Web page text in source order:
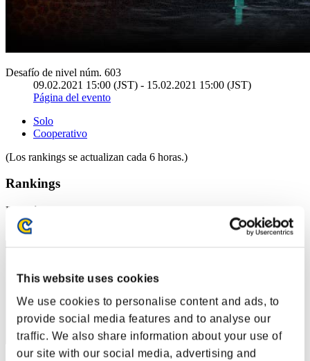
This website uses cookies
We use cookies to personalise content and ads, to
provide social media features and to analyse our
traffic. We also share information about your use of
our site with our social media, advertising and
Desafío de nivel núm. 603
09.02.2021 15:00 (JST) - 15.02.2021 15:00 (JST)
Página del evento
Solo
Cooperativo
(Los rankings se actualizan cada 6 horas.)
Rankings
Posición